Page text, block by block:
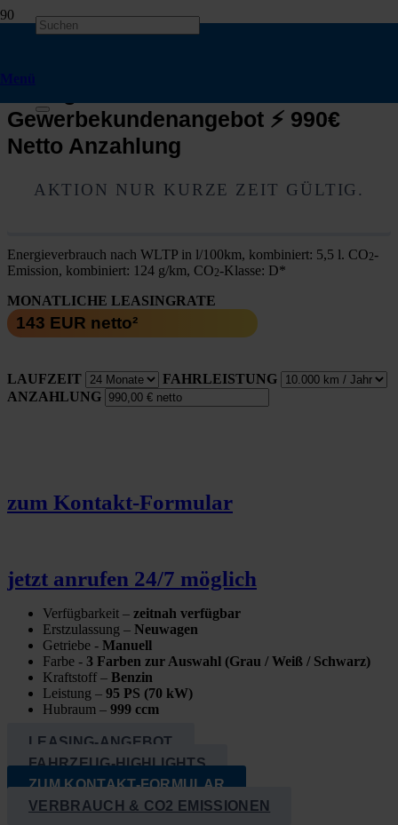
Skoda Kamiq Selection⚡ Inkl. AHK
Gewerbekundenangebot ⚡ 990€
Netto Anzahlung
AKTI­ON NUR KUR­ZE ZEIT GÜL­TIG.
Ener­gie­ver­brauch nach WLTP in l/100km, kom­bi­niert: 5,5 l. CO2-
Emis­si­on, kom­bi­niert: 124 g/km, CO2-Klas­se: D*
MONATLICHE LEASINGRATE
LAUFZEIT
FAHRLEISTUNG
ANZAHLUNG
zum Kon­takt-For­mu­lar
jetzt anru­fen 24/7 mög­lich
Ver­füg­bar­keit – zeit­nah ver­füg­bar
Erst­zu­las­sung – Neu­wa­gen
Getrie­be - Manu­ell
Far­be - 3 Far­ben zur Aus­wahl (Grau / Weiß / Schwarz)
Kraft­stoff – Ben­zin
Leis­tung – 95 PS (70 kW)
Hub­raum – 999 ccm
LEA­SING-ANGE­BOT
FAHR­ZEUG-HIGH­LIGHTS
ZUM KON­TAKT-FOR­MU­LAR
VER­BRAUCH & CO2 EMIS­SIO­NEN